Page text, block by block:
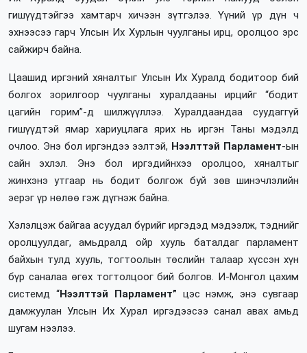
гишүүдтэйгээ хамтарч хичээн зүтгэлээ. Үүний үр дүн ч
эхнээсээ гарч Улсын Их Хурлын чуулганы ирц, оролцоо эрс
сайжирч байна.
Цаашид иргэний хяналтыг Улсын Их Хуралд бодитоор бий
болгох зорилгоор чуулганы хуралдааны ирцийг “бодит
цагийн горим”-д шилжүүллээ. Хуралдаандаа суудаггүй
гишүүдтэй ямар хариуцлага ярих нь иргэн Таны мэдэлд
очлоо. Энэ бол иргэндээ ээлтэй, Нээлттэй Парламент-ын
сайн эхлэл. Энэ бол иргэдийнхээ оролцоо, хяналтыг
жинхэнэ утгаар нь бодит болгож буй зөв шинэчлэлийн
эерэг үр нөлөө гэж дүгнэж байна.
Хэлэлцэж байгаа асуудал бүрийг иргэдэд мэдээлж, тэднийг
оролцуулдаг, амьдралд ойр хууль баталдаг парламент
байхын тулд хууль, тогтоолын төслийн талаар хүссэн хүн
бүр саналаа өгөх тогтолцоог бий болгов. И-Монгол цахим
системд “Нээлттэй Парламент” цэс нэмж, энэ сувгаар
дамжуулан Улсын Их Хурал иргэдээсээ санал авах амьд
шугам нээлээ.